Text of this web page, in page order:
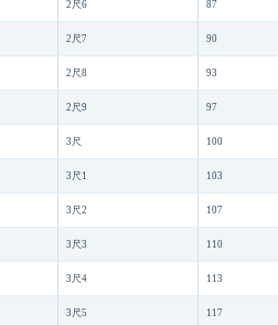
2尺6 87
2尺7 90
2尺8 93
2尺9 97
3尺 100
3尺1 103
3尺2 107
3尺3 110
3尺4 113
3尺5 117